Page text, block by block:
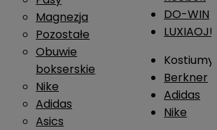
Magnezja
Pozostałe
Obuwie
bokserskie
Nike
Adidas
Asics
DO-WIN
Kostiumy
Berkner
Adidas
Nike